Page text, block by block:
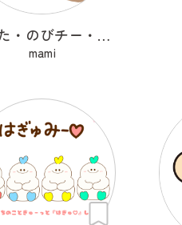
ナンた・のびチー・ショコナン
mami